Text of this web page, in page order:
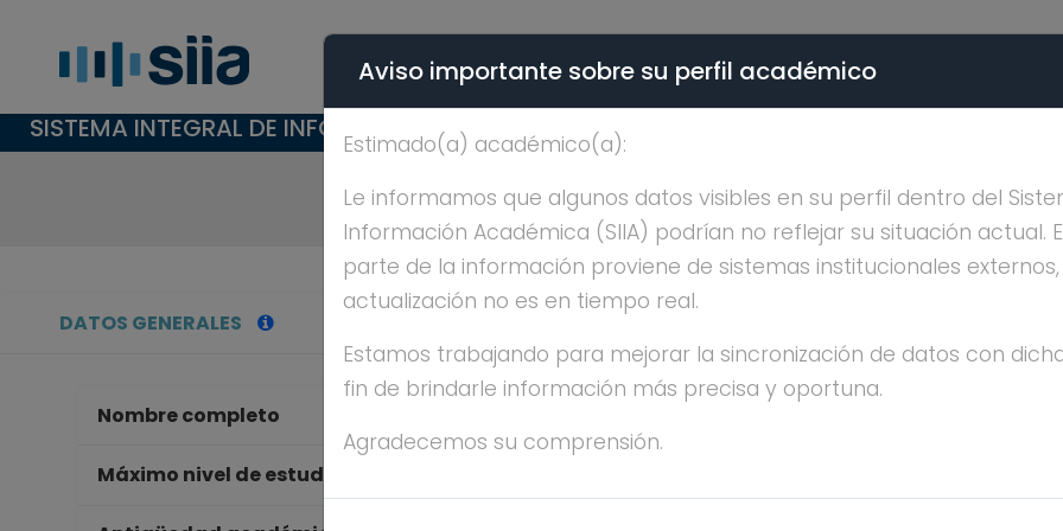
SISTEMA INTEGRAL DE INFORMACIÓN ACADÉMICA - PÚBLICO
EK DEL VAL DE
DATOS GENERALES
Nombre completo
Máximo nivel de estudios
Aviso importante sobre su perfil académico
Estimado(a) académico(a):
Le informamos que algunos datos visibles en su perfil dentro del
Información Académica (SIIA) podrían no reflejar su situación actual.
parte de la información proviene de sistemas institucionales
actualización no es en tiempo real.
Estamos trabajando para mejorar la sincronización de datos con
fin de brindarle información más precisa y oportuna.
Agradecemos su comprensión.